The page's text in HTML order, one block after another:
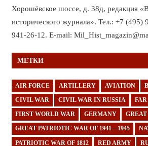
Хорошёвское шоссе, д. 38д, редакция
исторического журнала». Тел.: +7 (495)
941-26-12. E-mail:
МЕТКИ
AIR FORCE ARTILLERY AVIATION
CIVIL WAR CIVIL WAR IN RUSSIA
FIRST WORLD WAR GERMANY
GREAT PATRIOTIC WAR OF 1941—1945
PATRIOTIC WAR OF 1812 RED ARMY